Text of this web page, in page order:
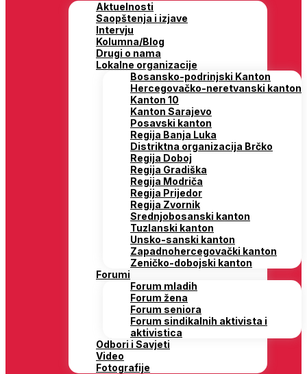
Aktuelnosti
Saopštenja i izjave
Intervju
Kolumna/Blog
Drugi o nama
Lokalne organizacije
Bosansko-podrinjski Kanton
Hercegovačko-neretvanski kanton
Kanton 10
Kanton Sarajevo
Posavski kanton
Regija Banja Luka
Distriktna organizacija Brčko
Regija Doboj
Regija Gradiška
Regija Modriča
Regija Prijedor
Regija Zvornik
Srednjobosanski kanton
Tuzlanski kanton
Unsko-sanski kanton
Zapadnohercegovački kanton
Zeničko-dobojski kanton
Forumi
Forum mladih
Forum žena
Forum seniora
Forum sindikalnih aktivista i
aktivistica
Odbori i Savjeti
Video
Fotografije